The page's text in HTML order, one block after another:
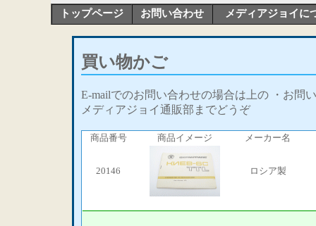
トップページ お問い合わせ メディアジョイに
買い物かご
E-mailでのお問い合わせの場合は上の ・お問
メディアジョイ通販部までどうぞ
商品番号 商品イメージ メーカー名
20146 ロシア製